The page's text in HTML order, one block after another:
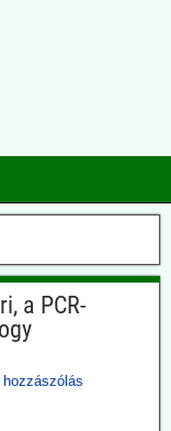
a PCR-
hozzászólás